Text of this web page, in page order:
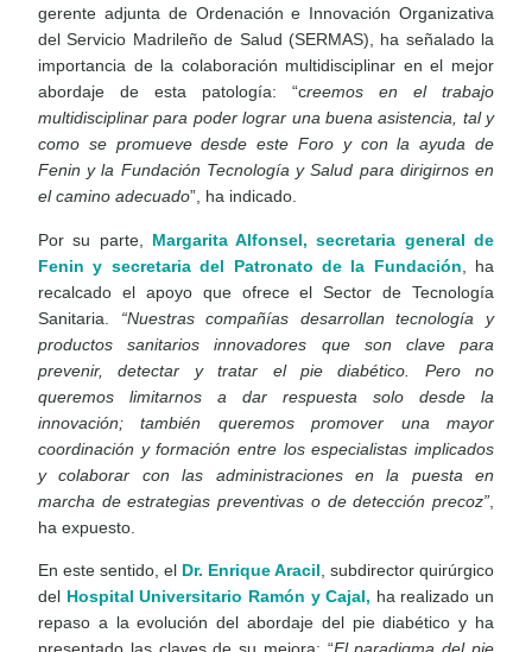
gerente adjunta de Ordenación e Innovación Organizativa
del Servicio Madrileño de Salud (SERMAS), ha señalado la
importancia de la colaboración multidisciplinar en el mejor
abordaje de esta patología: “creemos en el trabajo
multidisciplinar para poder lograr una buena asistencia, tal y
como se promueve desde este Foro y con la ayuda de
Fenin y la Fundación Tecnología y Salud para dirigirnos en
el camino adecuado”, ha indicado.
Por su parte, Margarita Alfonsel, secretaria general de
Fenin y secretaria del Patronato de la Fundación , ha
recalcado el apoyo que ofrece el Sector de Tecnología
Sanitaria. “Nuestras compañías desarrollan tecnología y
productos sanitarios innovadores que son clave para
prevenir, detectar y tratar el pie diabético. Pero no
queremos limitarnos a dar respuesta solo desde la
innovación; también queremos promover una mayor
coordinación y formación entre los especialistas implicados
y colaborar con las administraciones en la puesta en
marcha de estrategias preventivas o de detección precoz”
ha expuesto.
En este sentido, el Dr. Enrique Aracil , subdirector quirúrgico
del Hospital Universitario Ramón y Cajal, ha realizado un
repaso a la evolución del abordaje del pie diabético y ha